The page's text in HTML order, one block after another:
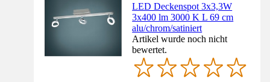
LED Deckenspot 3x3,3W
3x400 lm 3000 K L 69 cm
alu/chrom/satiniert
Artikel wurde noch nicht
bewertet.